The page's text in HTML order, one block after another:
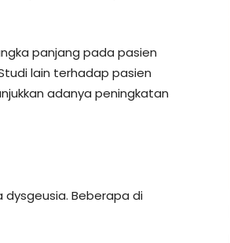
panjang pada pasien
lain terhadap pasien
adanya peningkatan
Beberapa di